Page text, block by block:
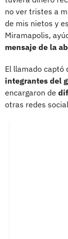
no ver tristes a
de mis nietos y
Miramapolis,
mensaje de la
El llamado captó
integrantes del
encargaron de
otras redes